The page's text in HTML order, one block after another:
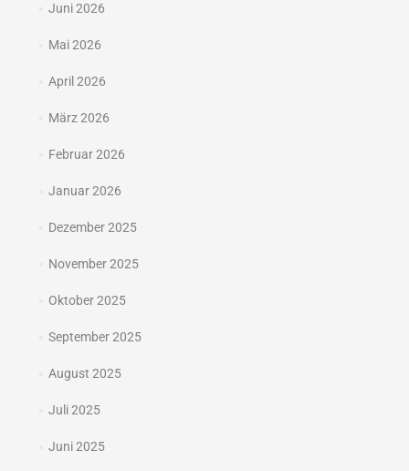
Juni 2026
Mai 2026
April 2026
März 2026
Februar 2026
Januar 2026
Dezember 2025
November 2025
Oktober 2025
September 2025
August 2025
Juli 2025
Juni 2025